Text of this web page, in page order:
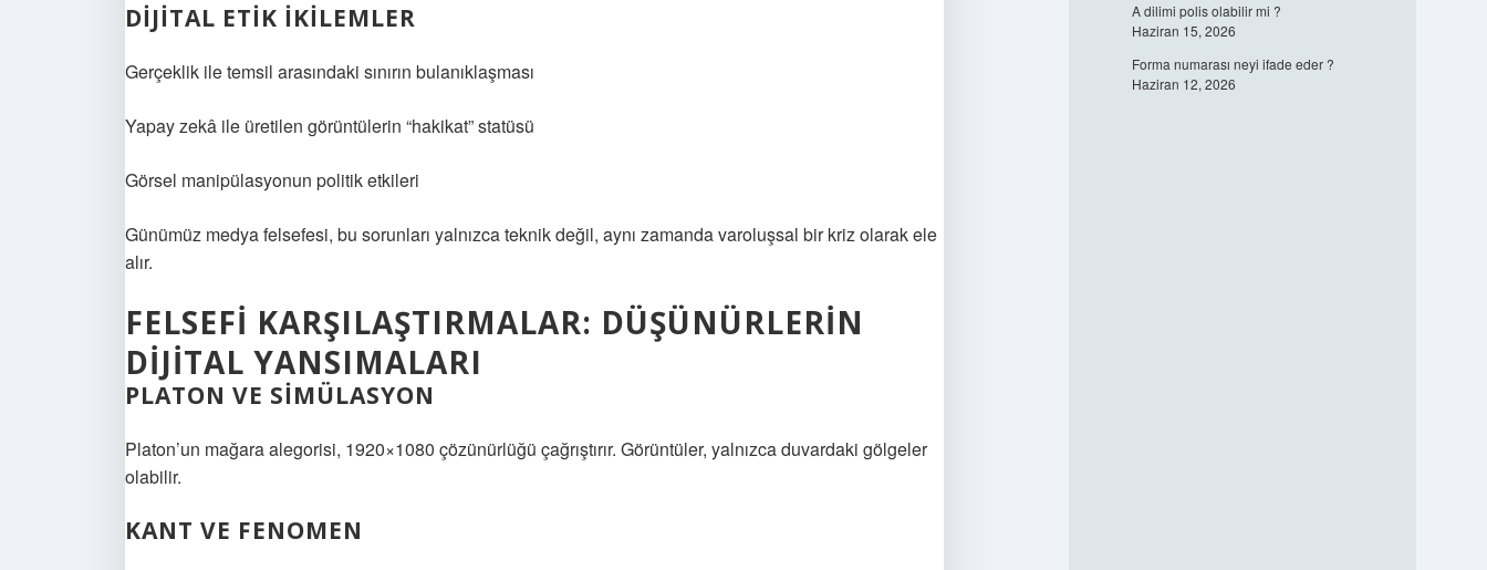
DIJITAL ETIK İKILEMLER
Gerçeklik ile temsil arasındaki sınırın bulanıklaşması
Yapay zekâ ile üretilen görüntülerin “hakikat” statüsü
Görsel manipülasyonun politik etkileri
Günümüz medya felsefesi, bu sorunları yalnızca teknik değil, aynı zamanda varoluşsal bir kriz olarak ele
alır.
FELSEFI KARŞILAŞTIRMALAR: DÜŞÜNÜRLERIN
DIJITAL YANSIMALARI
PLATON VE SIMÜLASYON
Platon’un mağara alegorisi, 1920×1080 çözünürlüğü çağrıştırır. Görüntüler, yalnızca duvardaki gölgeler
olabilir.
KANT VE FENOMEN
A dilimi polis olabilir mi ?
Haziran 15, 2026
Forma numarası neyi ifade eder ?
Haziran 12, 2026